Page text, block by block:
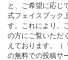
と、ご希望に応じ
式フェイスブック
す。これにより、
の方にご覧いただ
えております。（
の無料での投稿サ